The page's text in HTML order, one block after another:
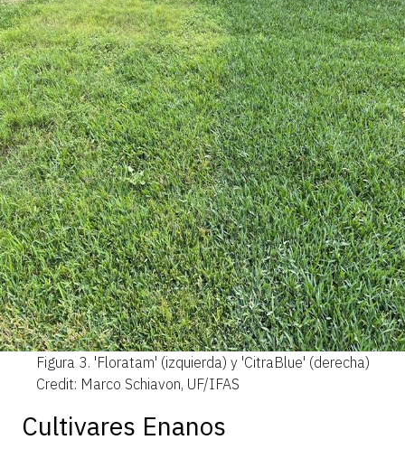
Figura 3. 'Floratam' (izquierda) y 'CitraBlue' (derecha)
Credit: Marco Schiavon, UF/IFAS
Cultivares Enanos